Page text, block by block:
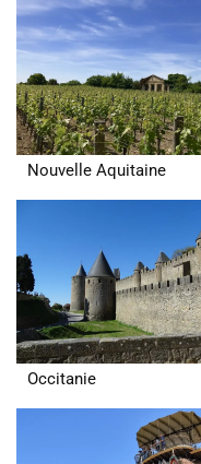
Nouvelle Aquitaine
Occitanie